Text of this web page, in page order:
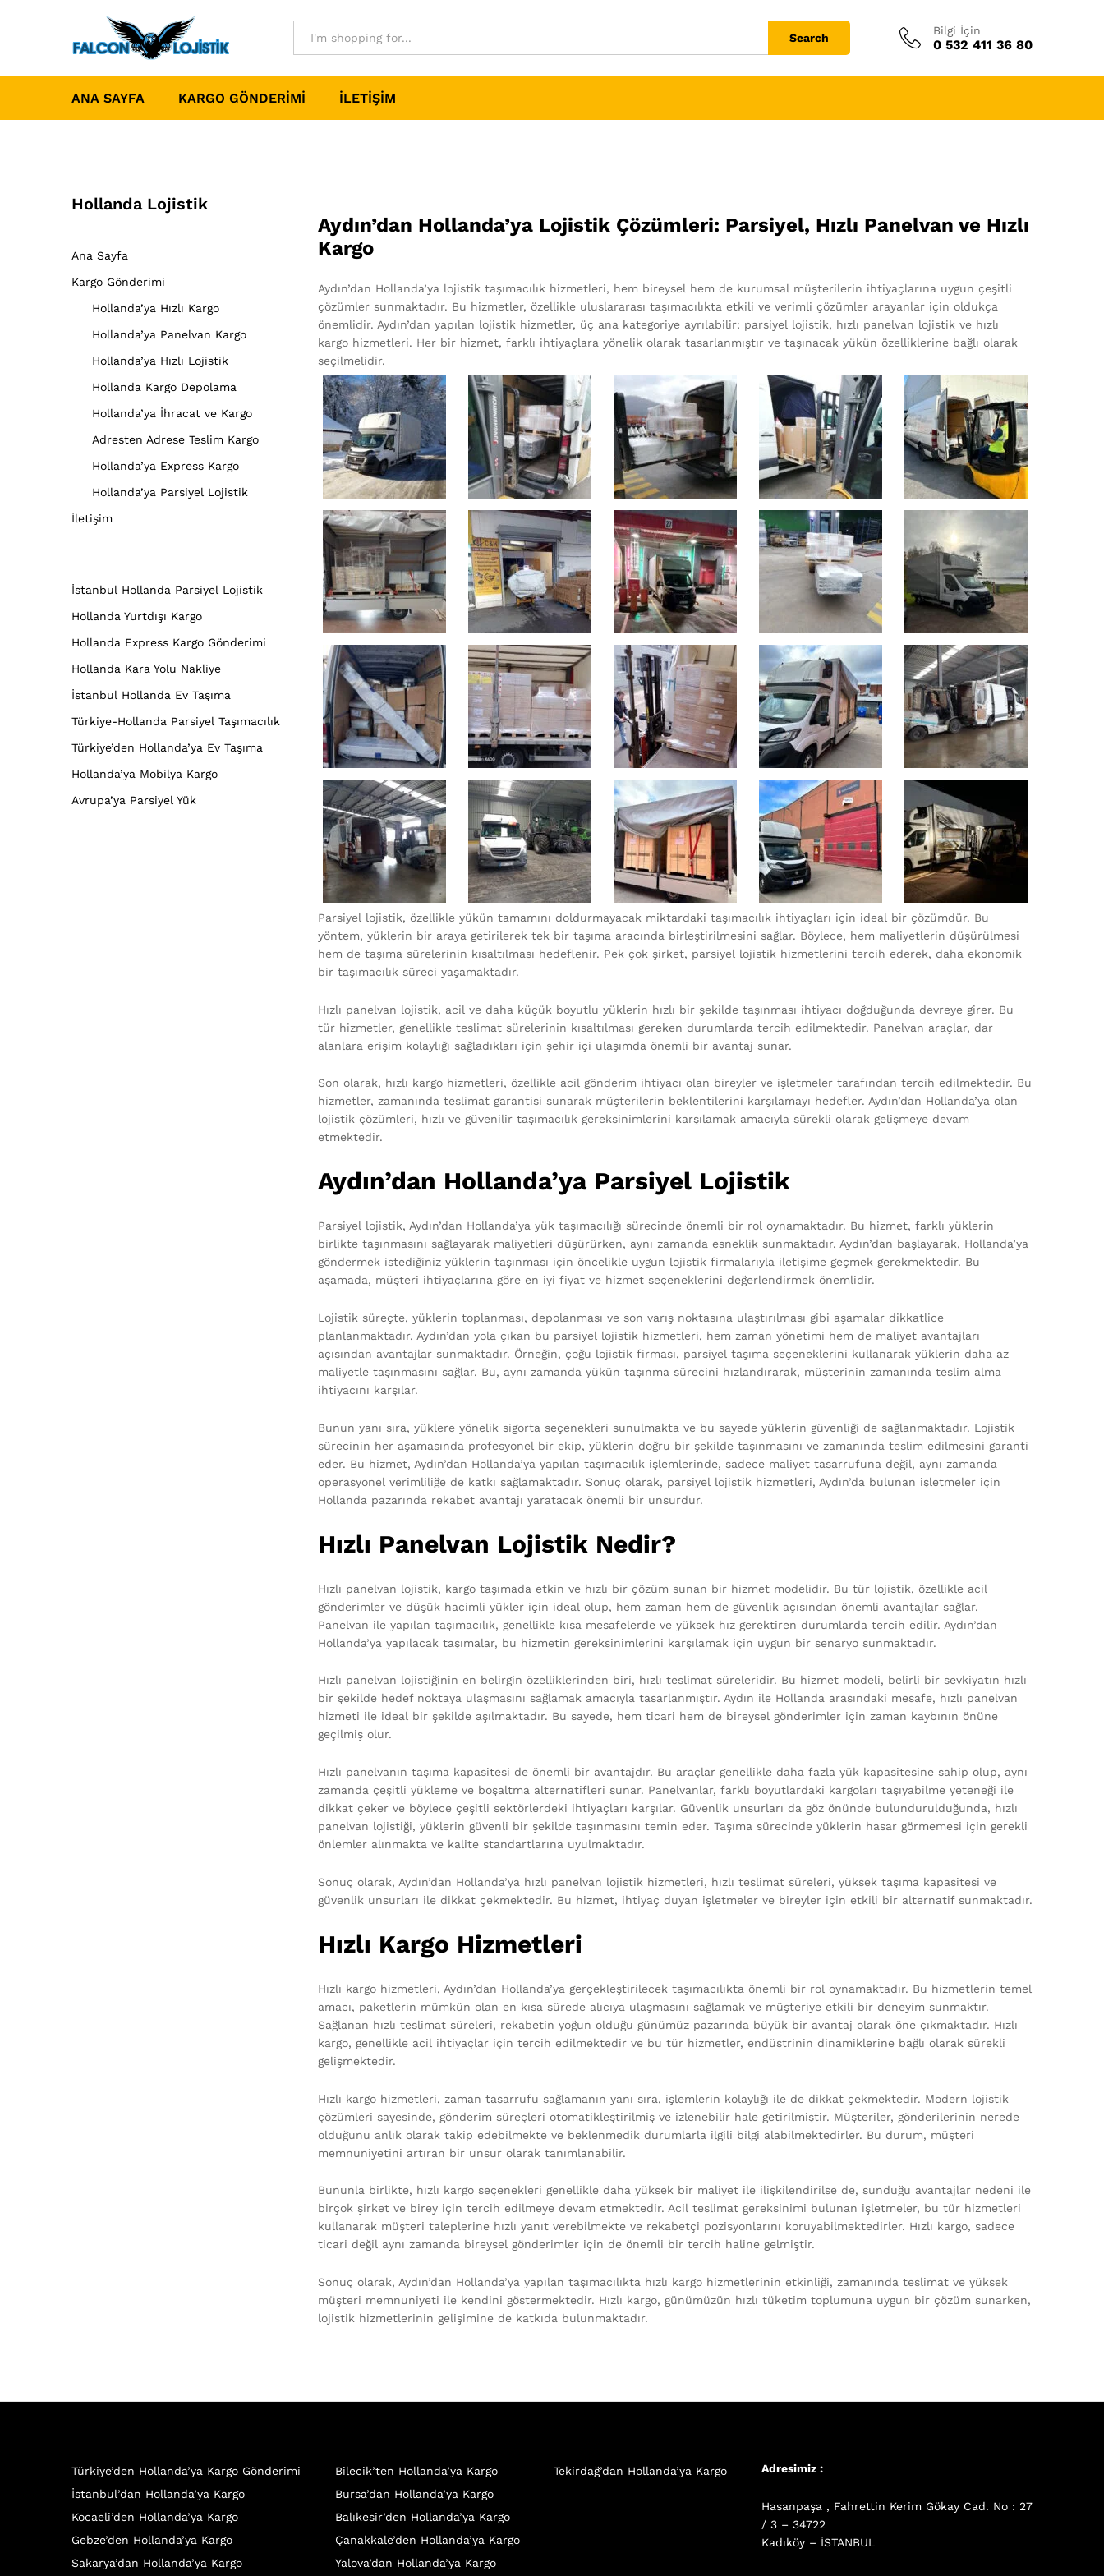
Search
Bilgi İçin
0 532 411 36 80
ANA SAYFA KARGO GÖNDERIMI İLETIŞIM
Aydın’dan Hollanda’ya Lojistik Çözümleri: Parsiyel, Hızlı Panelvan ve Hızlı
Kargo
Aydın’dan Hollanda’ya lojistik taşımacılık hizmetleri, hem bireysel hem de kurumsal müşterilerin ihtiyaçlarına uygun çeşitli
çözümler sunmaktadır. Bu hizmetler, özellikle uluslararası taşımacılıkta etkili ve verimli çözümler arayanlar için oldukça
önemlidir. Aydın’dan yapılan lojistik hizmetler, üç ana kategoriye ayrılabilir: parsiyel lojistik, hızlı panelvan lojistik ve hızlı
kargo hizmetleri. Her bir hizmet, farklı ihtiyaçlara yönelik olarak tasarlanmıştır ve taşınacak yükün özelliklerine bağlı olarak
seçilmelidir.
Parsiyel lojistik, özellikle yükün tamamını doldurmayacak miktardaki taşımacılık ihtiyaçları için ideal bir çözümdür. Bu
yöntem, yüklerin bir araya getirilerek tek bir taşıma aracında birleştirilmesini sağlar. Böylece, hem maliyetlerin düşürülmesi
hem de taşıma sürelerinin kısaltılması hedeflenir. Pek çok şirket, parsiyel lojistik hizmetlerini tercih ederek, daha ekonomik
bir taşımacılık süreci yaşamaktadır.
Hızlı panelvan lojistik, acil ve daha küçük boyutlu yüklerin hızlı bir şekilde taşınması ihtiyacı doğduğunda devreye girer. Bu
tür hizmetler, genellikle teslimat sürelerinin kısaltılması gereken durumlarda tercih edilmektedir. Panelvan araçlar, dar
alanlara erişim kolaylığı sağladıkları için şehir içi ulaşımda önemli bir avantaj sunar.
Son olarak, hızlı kargo hizmetleri, özellikle acil gönderim ihtiyacı olan bireyler ve işletmeler tarafından tercih edilmektedir. Bu
hizmetler, zamanında teslimat garantisi sunarak müşterilerin beklentilerini karşılamayı hedefler. Aydın’dan Hollanda’ya olan
lojistik çözümleri, hızlı ve güvenilir taşımacılık gereksinimlerini karşılamak amacıyla sürekli olarak gelişmeye devam
etmektedir.
Aydın’dan Hollanda’ya Parsiyel Lojistik
Parsiyel lojistik, Aydın’dan Hollanda’ya yük taşımacılığı sürecinde önemli bir rol oynamaktadır. Bu hizmet, farklı yüklerin
birlikte taşınmasını sağlayarak maliyetleri düşürürken, aynı zamanda esneklik sunmaktadır. Aydın’dan başlayarak, Hollanda’ya
göndermek istediğiniz yüklerin taşınması için öncelikle uygun lojistik firmalarıyla iletişime geçmek gerekmektedir. Bu
aşamada, müşteri ihtiyaçlarına göre en iyi fiyat ve hizmet seçeneklerini değerlendirmek önemlidir.
Lojistik süreçte, yüklerin toplanması, depolanması ve son varış noktasına ulaştırılması gibi aşamalar dikkatlice
planlanmaktadır. Aydın’dan yola çıkan bu parsiyel lojistik hizmetleri, hem zaman yönetimi hem de maliyet avantajları
açısından avantajlar sunmaktadır. Örneğin, çoğu lojistik firması, parsiyel taşıma seçeneklerini kullanarak yüklerin daha az
maliyetle taşınmasını sağlar. Bu, aynı zamanda yükün taşınma sürecini hızlandırarak, müşterinin zamanında teslim alma
ihtiyacını karşılar.
Bunun yanı sıra, yüklere yönelik sigorta seçenekleri sunulmakta ve bu sayede yüklerin güvenliği de sağlanmaktadır. Lojistik
sürecinin her aşamasında profesyonel bir ekip, yüklerin doğru bir şekilde taşınmasını ve zamanında teslim edilmesini garanti
eder. Bu hizmet, Aydın’dan Hollanda’ya yapılan taşımacılık işlemlerinde, sadece maliyet tasarrufuna değil, aynı zamanda
operasyonel verimliliğe de katkı sağlamaktadır. Sonuç olarak, parsiyel lojistik hizmetleri, Aydın’da bulunan işletmeler için
Hollanda pazarında rekabet avantajı yaratacak önemli bir unsurdur.
Hızlı Panelvan Lojistik Nedir?
Hızlı panelvan lojistik, kargo taşımada etkin ve hızlı bir çözüm sunan bir hizmet modelidir. Bu tür lojistik, özellikle acil
gönderimler ve düşük hacimli yükler için ideal olup, hem zaman hem de güvenlik açısından önemli avantajlar sağlar.
Panelvan ile yapılan taşımacılık, genellikle kısa mesafelerde ve yüksek hız gerektiren durumlarda tercih edilir. Aydın’dan
Hollanda’ya yapılacak taşımalar, bu hizmetin gereksinimlerini karşılamak için uygun bir senaryo sunmaktadır.
Hızlı panelvan lojistiğinin en belirgin özelliklerinden biri, hızlı teslimat süreleridir. Bu hizmet modeli, belirli bir sevkiyatın hızlı
bir şekilde hedef noktaya ulaşmasını sağlamak amacıyla tasarlanmıştır. Aydın ile Hollanda arasındaki mesafe, hızlı panelvan
hizmeti ile ideal bir şekilde aşılmaktadır. Bu sayede, hem ticari hem de bireysel gönderimler için zaman kaybının önüne
geçilmiş olur.
Hızlı panelvanın taşıma kapasitesi de önemli bir avantajdır. Bu araçlar genellikle daha fazla yük kapasitesine sahip olup, aynı
zamanda çeşitli yükleme ve boşaltma alternatifleri sunar. Panelvanlar, farklı boyutlardaki kargoları taşıyabilme yeteneği ile
dikkat çeker ve böylece çeşitli sektörlerdeki ihtiyaçları karşılar. Güvenlik unsurları da göz önünde bulundurulduğunda, hızlı
panelvan lojistiği, yüklerin güvenli bir şekilde taşınmasını temin eder. Taşıma sürecinde yüklerin hasar görmemesi için gerekli
önlemler alınmakta ve kalite standartlarına uyulmaktadır.
Sonuç olarak, Aydın’dan Hollanda’ya hızlı panelvan lojistik hizmetleri, hızlı teslimat süreleri, yüksek taşıma kapasitesi ve
güvenlik unsurları ile dikkat çekmektedir. Bu hizmet, ihtiyaç duyan işletmeler ve bireyler için etkili bir alternatif sunmaktadır.
Hızlı Kargo Hizmetleri
Hızlı kargo hizmetleri, Aydın’dan Hollanda’ya gerçekleştirilecek taşımacılıkta önemli bir rol oynamaktadır. Bu hizmetlerin temel
amacı, paketlerin mümkün olan en kısa sürede alıcıya ulaşmasını sağlamak ve müşteriye etkili bir deneyim sunmaktır.
Sağlanan hızlı teslimat süreleri, rekabetin yoğun olduğu günümüz pazarında büyük bir avantaj olarak öne çıkmaktadır. Hızlı
kargo, genellikle acil ihtiyaçlar için tercih edilmektedir ve bu tür hizmetler, endüstrinin dinamiklerine bağlı olarak sürekli
gelişmektedir.
Hızlı kargo hizmetleri, zaman tasarrufu sağlamanın yanı sıra, işlemlerin kolaylığı ile de dikkat çekmektedir. Modern lojistik
çözümleri sayesinde, gönderim süreçleri otomatikleştirilmiş ve izlenebilir hale getirilmiştir. Müşteriler, gönderilerinin nerede
olduğunu anlık olarak takip edebilmekte ve beklenmedik durumlarla ilgili bilgi alabilmektedirler. Bu durum, müşteri
memnuniyetini artıran bir unsur olarak tanımlanabilir.
Bununla birlikte, hızlı kargo seçenekleri genellikle daha yüksek bir maliyet ile ilişkilendirilse de, sunduğu avantajlar nedeni ile
birçok şirket ve birey için tercih edilmeye devam etmektedir. Acil teslimat gereksinimi bulunan işletmeler, bu tür hizmetleri
kullanarak müşteri taleplerine hızlı yanıt verebilmekte ve rekabetçi pozisyonlarını koruyabilmektedirler. Hızlı kargo, sadece
ticari değil aynı zamanda bireysel gönderimler için de önemli bir tercih haline gelmiştir.
Sonuç olarak, Aydın’dan Hollanda’ya yapılan taşımacılıkta hızlı kargo hizmetlerinin etkinliği, zamanında teslimat ve yüksek
müşteri memnuniyeti ile kendini göstermektedir. Hızlı kargo, günümüzün hızlı tüketim toplumuna uygun bir çözüm sunarken,
lojistik hizmetlerinin gelişimine de katkıda bulunmaktadır.
Hollanda Lojistik
Ana Sayfa
Kargo Gönderimi
Hollanda’ya Hızlı Kargo
Hollanda’ya Panelvan Kargo
Hollanda’ya Hızlı Lojistik
Hollanda Kargo Depolama
Hollanda’ya İhracat ve Kargo
Adresten Adrese Teslim Kargo
Hollanda’ya Express Kargo
Hollanda’ya Parsiyel Lojistik
İletişim
İstanbul Hollanda Parsiyel Lojistik
Hollanda Yurtdışı Kargo
Hollanda Express Kargo Gönderimi
Hollanda Kara Yolu Nakliye
İstanbul Hollanda Ev Taşıma
Türkiye-Hollanda Parsiyel Taşımacılık
Türkiye’den Hollanda’ya Ev Taşıma
Hollanda’ya Mobilya Kargo
Avrupa’ya Parsiyel Yük
Türkiye’den Hollanda’ya Kargo Gönderimi
İstanbul’dan Hollanda’ya Kargo
Kocaeli’den Hollanda’ya Kargo
Gebze’den Hollanda’ya Kargo
Sakarya’dan Hollanda’ya Kargo
Bilecik’ten Hollanda’ya Kargo
Bursa’dan Hollanda’ya Kargo
Balıkesir’den Hollanda’ya Kargo
Çanakkale’den Hollanda’ya Kargo
Yalova’dan Hollanda’ya Kargo
Tekirdağ’dan Hollanda’ya Kargo Adresimiz :
Hasanpaşa , Fahrettin Kerim Gökay Cad. No : 27
/ 3 – 34722
Kadıköy – İSTANBUL